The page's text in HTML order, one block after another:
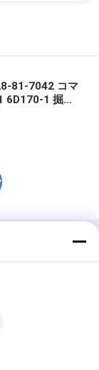
81-7042 コマ
6D170-1 掘削